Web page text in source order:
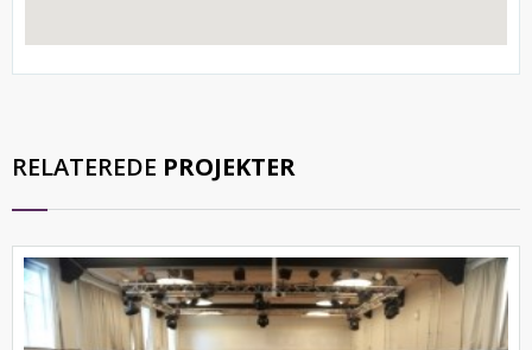
RELATEREDE PROJEKTER